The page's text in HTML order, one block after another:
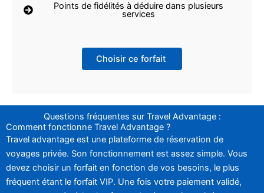
Points de fidélités à déduire dans plusieurs
services
Choisir ce forfait
Questions fréquentes sur Travel Advantage :
Comment fonctionne Travel Advantage ?
Travel advantage est une plateforme de réservation de
voyages privée. Son fonctionnement est assez simple. Vous
devez choisir un forfait en fonction de vos besoins, le plus
fréquent étant le forfait VIP. Une fois votre paiement validé,